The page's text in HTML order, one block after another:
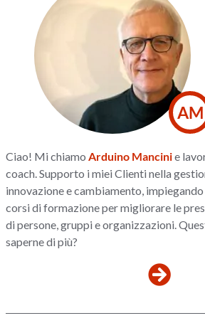
AM
Ciao! Mi chiamoArduino Mancinie
coach. Supporto i miei Clienti nella
innovazione e cambiamento,
corsi di formazione per migliorare le
di persone, gruppi e organizzazioni.
saperne di più?